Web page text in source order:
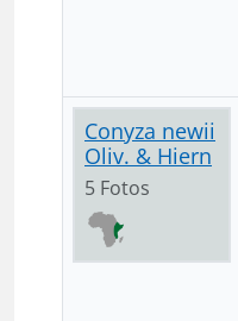
Conyza newii
Oliv. & Hiern
5 Fotos